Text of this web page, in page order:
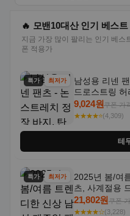
🔥 모밴10대산 인기 베스
지금 가장 많이 팔리는 인기 베스
폰 적용가
특가 최저가
남성용 리넨
드로스트링 허
트라우저 - 세
상
9,024원쿠폰 가
★★★★⭐(4,309)
테
특가 최저가
2025년 봄/여
츠, 사계절용
국 스타일, 활
목 바지
21,802원쿠폰
★★★★☆(3,228)